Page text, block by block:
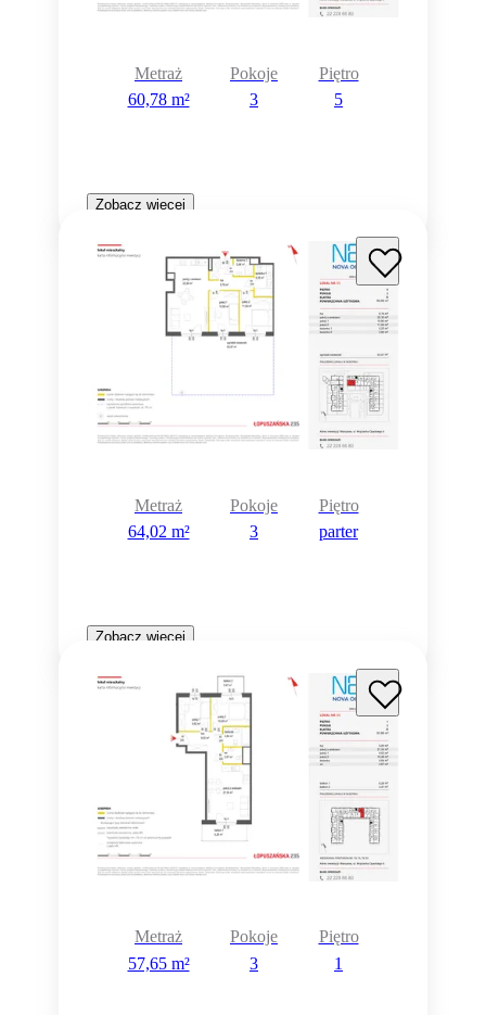
Metraż
60,78 m²
Pokoje
3
Piętro
5
Zobacz więcej
Metraż
64,02 m²
Pokoje
3
Piętro
parter
Zobacz więcej
Metraż
57,65 m²
Pokoje
3
Piętro
1